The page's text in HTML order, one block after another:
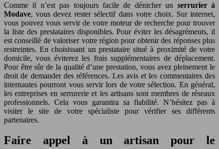
Comme il n’est pas toujours facile de dénicher un serrurier à
Modave, vous devez rester sélectif dans votre choix. Sur internet,
vous pouvez vous servir de votre moteur de recherche pour trouver
la liste des prestataires disponibles. Pour éviter les désagréments, il
est conseillé de valoriser votre région pour obtenir des réponses plus
restreintes. En choisissant un prestataire situé à proximité de votre
domicile, vous éviterez les frais supplémentaires de déplacement.
Pour être sûr de la qualité d’une prestation, vous avez pleinement le
droit de demander des références. Les avis et les commentaires des
internautes pourront vous servir lors de votre sélection. En général,
les entreprises en serrurerie et les artisans sont membres de réseaux
professionnels. Cela vous garantira sa fiabilité. N’hésitez pas à
visiter le site de votre spécialiste pour vérifier ses différents
partenaires.
Faire appel à un artisan pour le